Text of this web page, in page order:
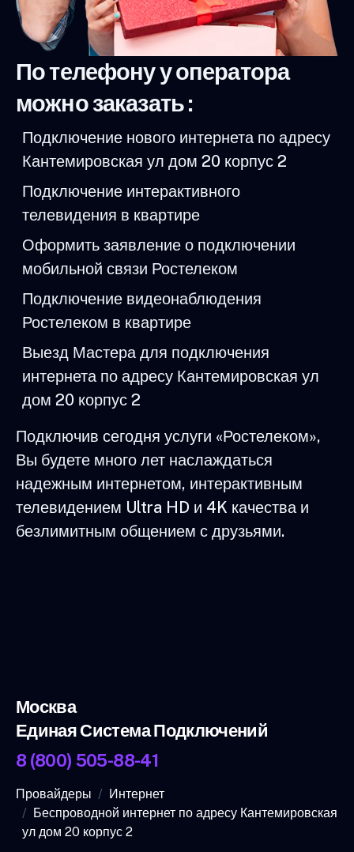
По телефону у оператора
можно заказать :
Подключение нового интернета по адресу
Кантемировская ул дом 20 корпус 2
Подключение интерактивного
телевидения в квартире
Оформить заявление о подключении
мобильной связи Ростелеком
Подключение видеонаблюдения
Ростелеком в квартире
Выезд Мастера для подключения
интернета по адресу Кантемировская ул
дом 20 корпус 2
Подключив сегодня услуги «Ростелеком»,
Вы будете много лет наслаждаться
надежным интернетом, интерактивным
телевидением Ultra HD и 4K качества и
безлимитным общением с друзьями.
Москва
Единая Система Подключений
8 (800) 505-88-41
Провайдеры
Интернет
Беспроводной интернет по адресу Кантемировская
ул дом 20 корпус 2